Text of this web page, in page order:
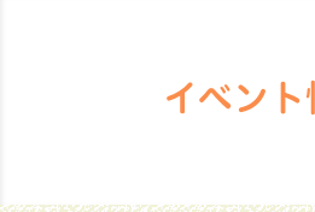
イベン